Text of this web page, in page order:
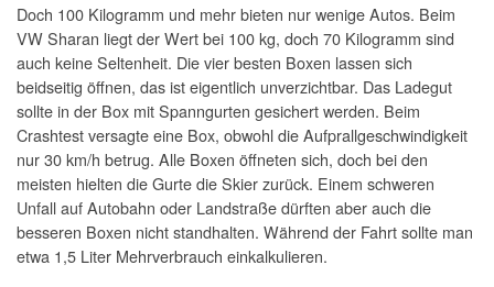
Doch 100 Kilogramm und mehr bieten nur wenige Autos. Beim
VW Sharan liegt der Wert bei 100 kg, doch 70 Kilogramm sind
auch keine Seltenheit. Die vier besten Boxen lassen sich
beidseitig öffnen, das ist eigentlich unverzichtbar. Das Ladegut
sollte in der Box mit Spanngurten gesichert werden. Beim
Crashtest versagte eine Box, obwohl die Aufprallgeschwindigkeit
nur 30 km/h betrug. Alle Boxen öffneten sich, doch bei den
meisten hielten die Gurte die Skier zurück. Einem schweren
Unfall auf Autobahn oder Landstraße dürften aber auch die
besseren Boxen nicht standhalten. Während der Fahrt sollte man
etwa 1,5 Liter Mehrverbrauch einkalkulieren.